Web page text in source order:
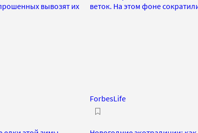
вывозят их
веток. На этом фоне
ForbesLife